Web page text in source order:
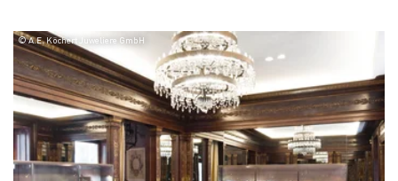
© A.E. Köchert Juweliere GmbH